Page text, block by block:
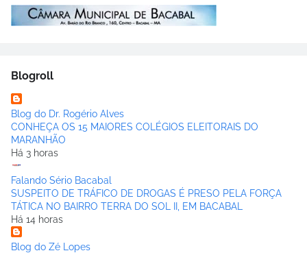
Blogroll
Blog do Dr. Rogério Alves
CONHEÇA OS 15 MAIORES COLÉGIOS ELEITORAIS DO
MARANHÃO
Há 3 horas
Falando Sério Bacabal
SUSPEITO DE TRÁFICO DE DROGAS É PRESO PELA FORÇA
TÁTICA NO BAIRRO TERRA DO SOL II, EM BACABAL
Há 14 horas
Blog do Zé Lopes